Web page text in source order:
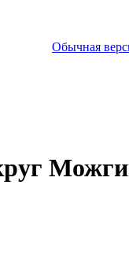
Обычная